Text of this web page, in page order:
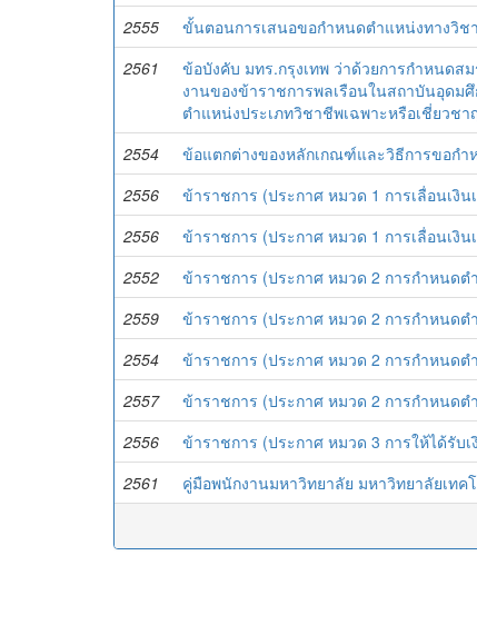
2555 ขั้นตอนการเสนอขอกำหนดตำแหน่งทางวิช
2561
ข้อบังคับ มทร.กรุงเทพ ว่าด้วยการกำหนดส
งานของข้าราชการพลเรือนในสถาบันอุดม
ตำแหน่งประเภทวิชาชีพเฉพาะหรือเชี่ยวช
2554 ข้อแตกต่างของหลักเกณฑ์และวิธีการขอกำ
2556
ข้าราชการ (ประกาศ หมวด 1 การเลื่อนเงิน
2556
ข้าราชการ (ประกาศ หมวด 1 การเลื่อนเงิน
2552
ข้าราชการ (ประกาศ หมวด 2 การกำหนด
2559
ข้าราชการ (ประกาศ หมวด 2 การกำหนด
2554
ข้าราชการ (ประกาศ หมวด 2 การกำหนด
2557
ข้าราชการ (ประกาศ หมวด 2 การกำหนด
2556
ข้าราชการ (ประกาศ หมวด 3 การให้ได้รับ
2561
คู่มือพนักงานมหาวิทยาลัย มหาวิทยาลัยเทค